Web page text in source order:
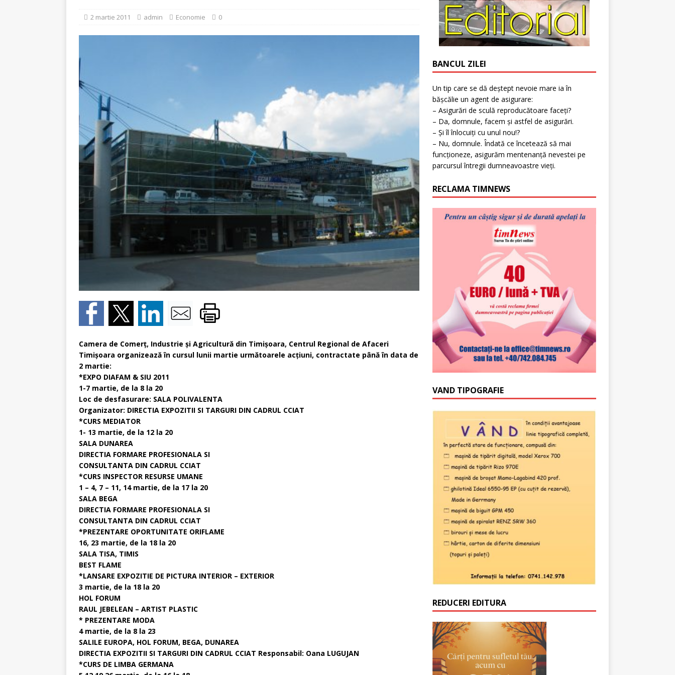
2 martie 2011 admin Economie 0
Camera de Comerţ, Industrie şi Agricultură din Timişoara, Centrul Regional de Afaceri
Timişoara organizează în cursul lunii martie următoarele acţiuni, contractate până în data de
2 martie:
*EXPO DIAFAM & SIU 2011
1-7 martie, de la 8 la 20
Loc de desfasurare: SALA POLIVALENTA
Organizator: DIRECTIA EXPOZITII SI TARGURI DIN CADRUL CCIAT
*CURS MEDIATOR
1- 13 martie, de la 12 la 20
SALA DUNAREA
DIRECTIA FORMARE PROFESIONALA SI
CONSULTANTA DIN CADRUL CCIAT
*CURS INSPECTOR RESURSE UMANE
1 – 4, 7 – 11, 14 martie, de la 17 la 20
SALA BEGA
DIRECTIA FORMARE PROFESIONALA SI
CONSULTANTA DIN CADRUL CCIAT
*PREZENTARE OPORTUNITATE ORIFLAME
16, 23 martie, de la 18 la 20
SALA TISA, TIMIS
BEST FLAME
*LANSARE EXPOZITIE DE PICTURA INTERIOR – EXTERIOR
3 martie, de la 18 la 20
HOL FORUM
RAUL JEBELEAN – ARTIST PLASTIC
* PREZENTARE MODA
4 martie, de la 8 la 23
SALILE EUROPA, HOL FORUM, BEGA, DUNAREA
DIRECTIA EXPOZITII SI TARGURI DIN CADRUL CCIAT Responsabil: Oana LUGUJAN
*CURS DE LIMBA GERMANA
BANCUL ZILEI
Un tip care se dă deștept nevoie mare ia în
bășcălie un agent de asigurare:
– Asigurări de sculă reproducătoare faceți?
– Da, domnule, facem și astfel de asigurări.
– Și îl înlocuiți cu unul nou!?
– Nu, domnule. Îndată ce încetează să mai
funcționeze, asigurăm mentenanță nevestei pe
parcursul întregii dumneavoastre vieți.
RECLAMA TIMNEWS
VAND TIPOGRAFIE
REDUCERI EDITURA